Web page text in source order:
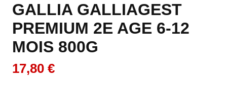
GALLIA GALLIAGEST
PREMIUM 2E AGE 6-12
MOIS 800G
17,80 €